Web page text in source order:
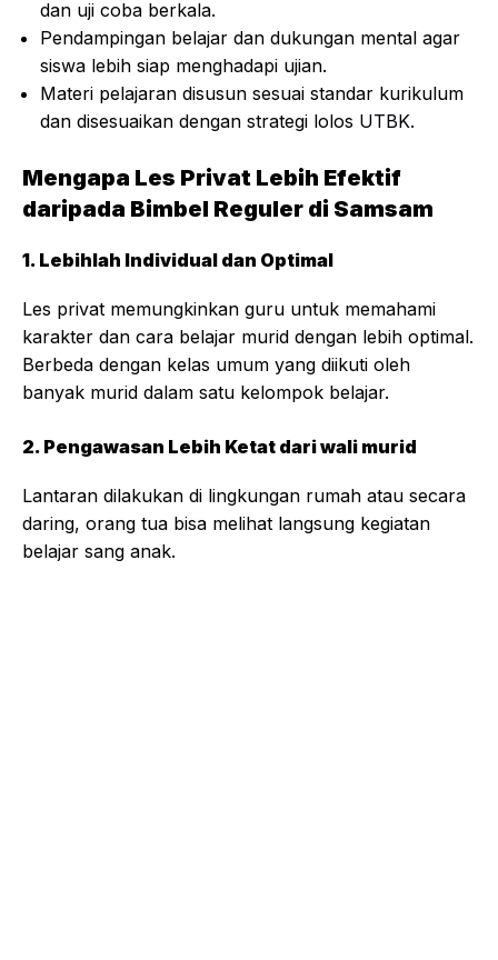
dan uji coba berkala.
Pendampingan belajar dan dukungan mental agar
siswa lebih siap menghadapi ujian.
Materi pelajaran disusun sesuai standar kurikulum
dan disesuaikan dengan strategi lolos UTBK.
Mengapa Les Privat Lebih Efektif
daripada Bimbel Reguler di Samsam
1. Lebihlah Individual dan Optimal
Les privat memungkinkan guru untuk memahami
karakter dan cara belajar murid dengan lebih optimal.
Berbeda dengan kelas umum yang diikuti oleh
banyak murid dalam satu kelompok belajar.
2. Pengawasan Lebih Ketat dari wali murid
Lantaran dilakukan di lingkungan rumah atau secara
daring, orang tua bisa melihat langsung kegiatan
belajar sang anak.